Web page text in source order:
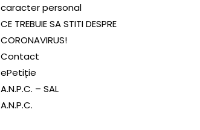
caracter personal
CE TREBUIE SA STITI DESPRE
CORONAVIRUS!
Contact
ePetiție
A.N.P.C. – SAL
A.N.P.C.